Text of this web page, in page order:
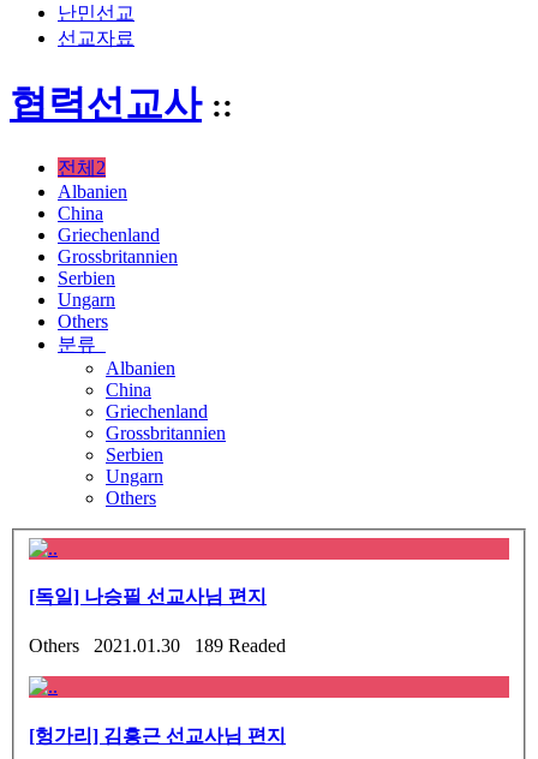
난민선교
선교자료
협력선교사 ::
전체2
Albanien
China
Griechenland
Grossbritannien
Serbien
Ungarn
Others
분류
Albanien
China
Griechenland
Grossbritannien
Serbien
Ungarn
Others
[독일] 나승필 선교사님 편지
Others 2021.01.30 189 Readed
[헝가리] 김흥근 선교사님 편지